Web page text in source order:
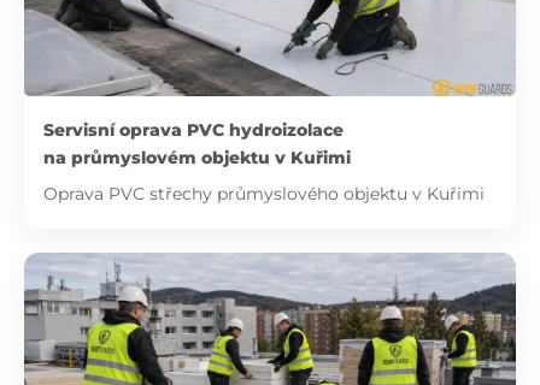
Servisní oprava PVC hydroizolace
na průmyslovém objektu v Kuřimi
Oprava PVC střechy průmyslového objektu v Kuřimi